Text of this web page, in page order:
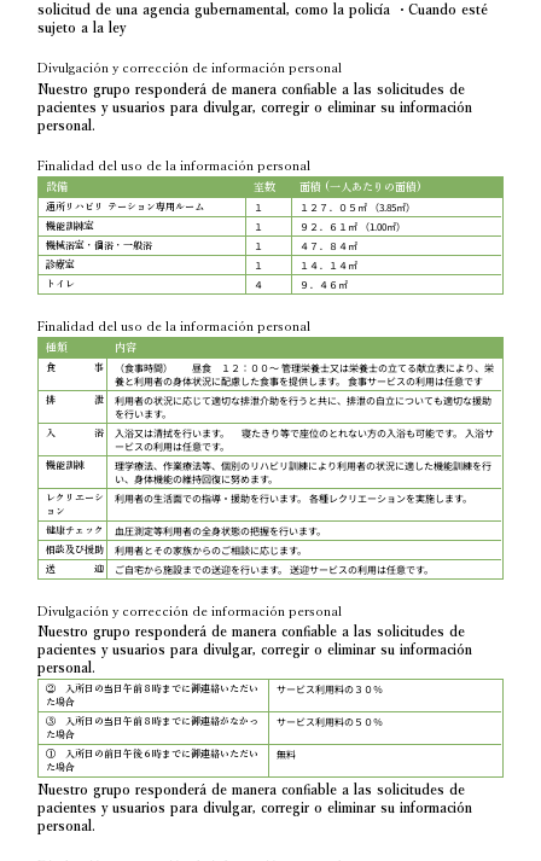
solicitud de una agencia gubernamental, como la policía ・Cuando esté
sujeto a la ley
Divulgación y corrección de información personal
Nuestro grupo responderá de manera confiable a las solicitudes de
pacientes y usuarios para divulgar, corregir o eliminar su información
personal.
Finalidad del uso de la información personal
設備 室数 面積 (一人あたりの面積)
通所リハビリ テーション専用ルーム １ １２７．０５㎡ （3.85㎡）
機能訓練室 １ ９２．６１㎡ （1.00㎡）
機械浴室・個浴・一般浴 １ ４７．８４㎡
診療室 １ １４．１４㎡
トイレ ４ ９．４６㎡
Finalidad del uso de la información personal
種類 内容
食 事
（食事時間） 昼食 １２：００～ 管理栄養士又は栄養士の立てる献立表により、栄
養と利用者の身体状況に配慮した食事を提供します。 食事サービスの利用は任意です
排 泄
利用者の状況に応じて適切な排泄介助を行うと共に、排泄の自立についても適切な援助
を行います。
入 浴
入浴又は清拭を行います。 寝たきり等で座位のとれない方の入浴も可能です。 入浴サ
ービスの利用は任意です。
機能訓練
理学療法、作業療法等、個別のリハビリ訓練により利用者の状況に適した機能訓練を行
い、身体機能の維持回復に努めます。
レクリエーシ
ョン
利用者の生活面での指導・援助を行います。 各種レクリエーションを実施します。
健康チェック 血圧測定等利用者の全身状態の把握を行います。
相談及び援助 利用者とその家族からのご相談に応じます。
送 迎 ご自宅から施設までの送迎を行います。 送迎サービスの利用は任意です。
Divulgación y corrección de información personal
Nuestro grupo responderá de manera confiable a las solicitudes de
pacientes y usuarios para divulgar, corregir o eliminar su información
personal.
② 入所日の当日午前８時までに御連絡いただい
た場合
サービス利用料の３０％
③ 入所日の当日午前８時までに御連絡がなかっ
た場合
サービス利用料の５０％
① 入所日の前日午後６時までに御連絡いただい
た場合
無料
Nuestro grupo responderá de manera confiable a las solicitudes de
pacientes y usuarios para divulgar, corregir o eliminar su información
personal.